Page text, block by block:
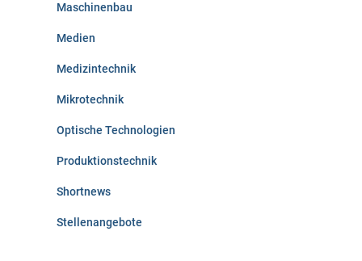
Maschinenbau
Medien
Medizintechnik
Mikrotechnik
Optische Technologien
Produktionstechnik
Shortnews
Stellenangebote